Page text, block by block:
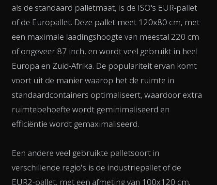
als de standaard palletmaat, is de ISO's EUR-pallet
of de Europallet. Deze pallet meet 120x80 cm, met
een maximale laadingshoogte van meestal 220 cm
of ongeveer 87 inch, en wordt veel gebruikt in heel
Europa en Zuid-Afrika. De populariteit ervan komt
voort uit de manier waarop het de ruimte in
standaardcontainers optimaliseert, waardoor extra
ruimtebehoefte wordt geminimaliseerd en
efficiëntie wordt gemaximaliseerd.
Een andere veel gebruikte palletsoort in
verschillende regio's is de industriepallet of de
EUR2-pallet, met een afmeting van 100x120 cm.